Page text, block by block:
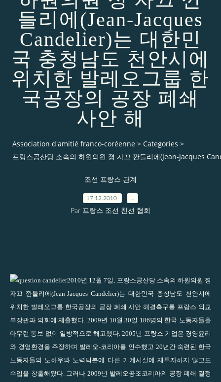
들리에(Jean-Jacques
Candelier)는 대한민
국 충청남도 천안시에
위치한 발레오그룹 한
국공장의 공장 폐쇄
사안 해
Association d'amitié franco-coréenne > Categories >
프랑스공산당 소속의 하원의원 졍 자끄 깐들리에(Jean-Jacques
조선 프랑스 관계
17.12.2010
Par 프랑스 조선 친선 협회
2010년 12월 7일
프랑스공산당 소속의 하원의원 졍
자끄 깐들리에(Jean-Jacques Candelier)는 대한민국 충청남도 천안시에
위치한 발레오그룹 한국공장의 공장 폐쇄 사안 해결촉구를 프랑스 외교
부장관과 의회에 제출했다 . 2009년 10월 30일 186명의 한국 노동자들을
아무런 통보 없이 일방적으로 해고했다 . 2005년 프랑스 기업은 경영윤리
와 경영환경을 주장하며 발레오-코리아를 인수했고 20년간 숙련된 한국
노동자들의 노하우와 노력덕분에 다른 기계시설에 재투자하지 않고도
수입을 창출해왔다. 그러나 2009년 발레오공조코리아의 공장 폐쇄 결정